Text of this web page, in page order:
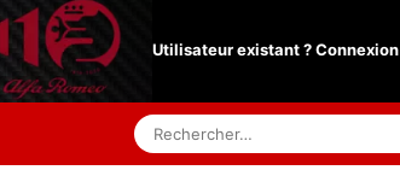
Utilisateur existant ? Connexion